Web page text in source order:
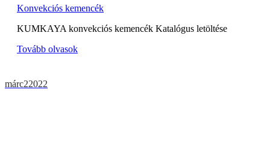
Konvekciós kemencék
KUMKAYA konvekciós kemencék Katalógus letöltése
Tovább olvasok
márc22022